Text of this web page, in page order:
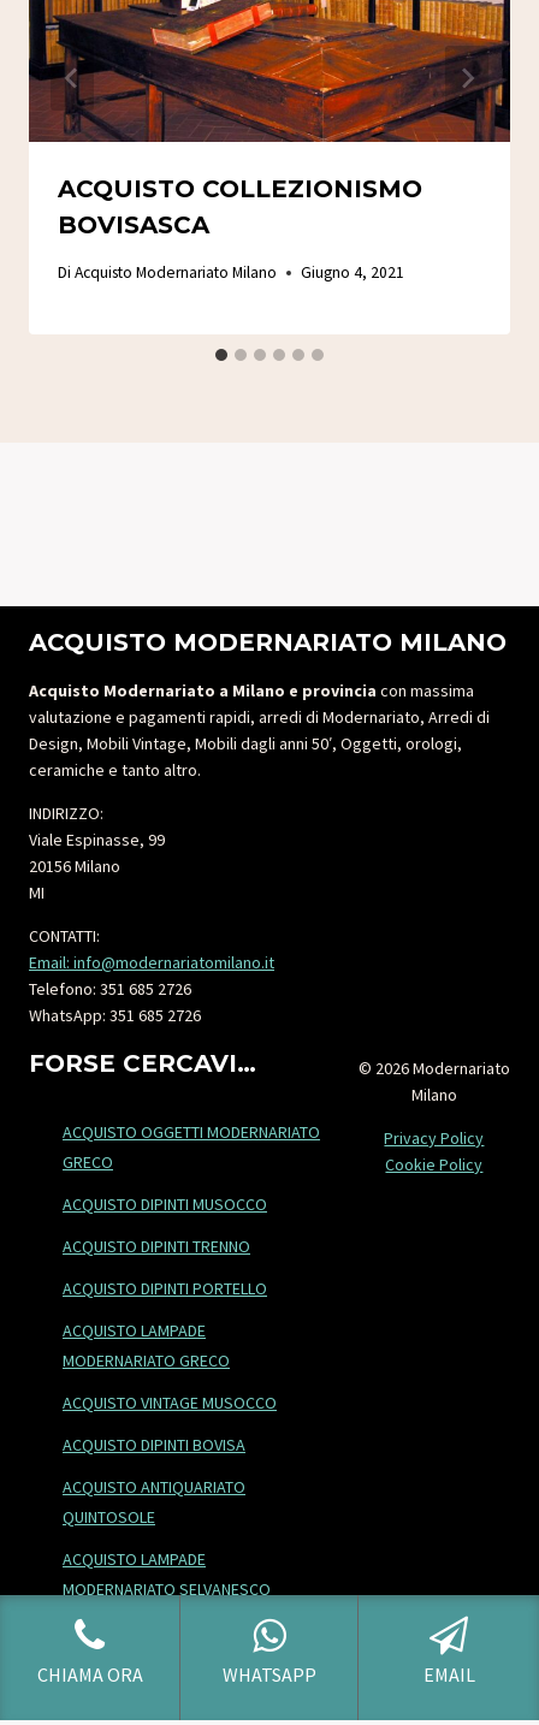
ACQUISTO COLLEZIONISMO
BOVISASCA
Di Acquisto Modernariato Milano Giugno 4, 2021
ACQUISTO MODERNARIATO MILANO
Acquisto Modernariato a Milano e provincia con massima
valutazione e pagamenti rapidi, arredi di Modernariato, Arredi di
Design, Mobili Vintage, Mobili dagli anni 50′, Oggetti, orologi,
ceramiche e tanto altro.
INDIRIZZO:
Viale Espinasse, 99
20156 Milano
MI
CONTATTI:
Email: info@modernariatomilano.it
Telefono: 351 685 2726
WhatsApp: 351 685 2726
FORSE CERCAVI…
ACQUISTO OGGETTI MODERNARIATO
GRECO
ACQUISTO DIPINTI MUSOCCO
ACQUISTO DIPINTI TRENNO
ACQUISTO DIPINTI PORTELLO
ACQUISTO LAMPADE
MODERNARIATO GRECO
ACQUISTO VINTAGE MUSOCCO
ACQUISTO DIPINTI BOVISA
ACQUISTO ANTIQUARIATO
QUINTOSOLE
ACQUISTO LAMPADE
MODERNARIATO SELVANESCO
ACQUISTO OGGETTI MODERNARIATO
© 2026 Modernariato
Milano
Privacy Policy
Cookie Policy
CHIAMA ORA WHATSAPP EMAIL